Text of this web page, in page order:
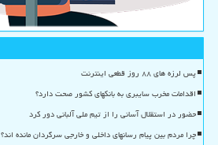
پس لرزه های ۸۸ روز قطعی اینترنت
اقدامات مخرب سایبری به بانکهای کشور صحت دارد؟
حضور در استقلال آسانی را از تیم ملی آلبانی دور کرد
چرا مردم بین پیام رسانهای داخلی و خارجی سرگردان مانده اند؟